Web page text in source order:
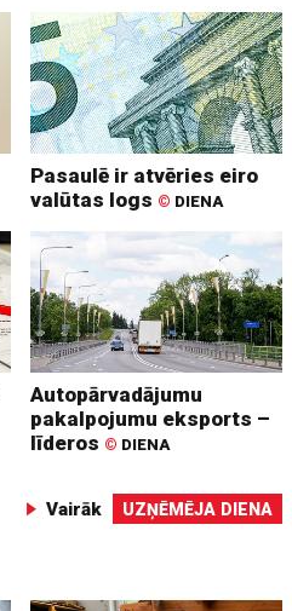
Pasaulē ir atvēries eiro
valūtas logs © DIENA
Autopārvadājumu
pakalpojumu eksports –
līderos © DIENA
Vairāk UZŅĒMĒJA DIENA